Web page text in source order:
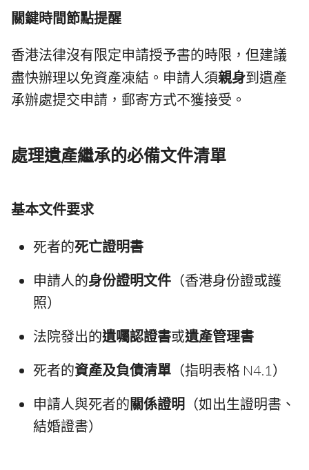
關鍵時間節點提醒
香港法律沒有限定申請授予書的時限，但建議
盡快辦理以免資產凍結。申請人須親身到遺產
承辦處提交申請，郵寄方式不獲接受。
處理遺產繼承的必備文件清單
基本文件要求
死者的死亡證明書
申請人的身份證明文件 （香港身份證或護
照）
法院發出的遺囑認證書或遺產管理書
死者的資產及負債清單 （指明表格 N4.1）
申請人與死者的 關係證明
（如出生證明書、
結婚證書）